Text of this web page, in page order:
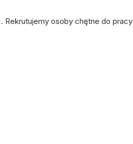
Rekrutujemy osoby chętne do pracy